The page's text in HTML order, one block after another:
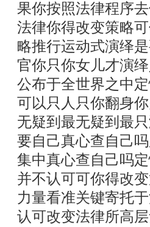
果你按照法律程序
法律你得改变策略
略推行运动式演绎
官你只你女儿才演
公布于全世界之中
可以只人只你翻身
无疑到最无疑到最
要自己真心查自己
集中真心查自己吗
并不认可可你得改
力量看准关键寄托
认可改变法律所高